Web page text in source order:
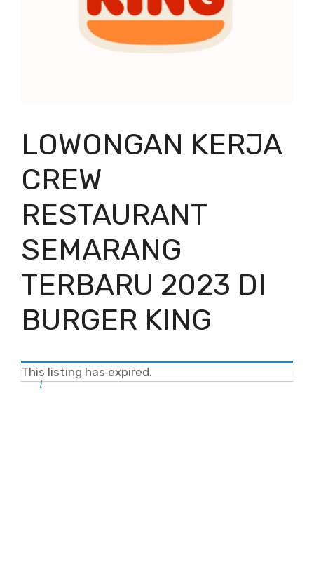
LOWONGAN KERJA
CREW
RESTAURANT
SEMARANG
TERBARU 2023 DI
BURGER KING
This listing has expired.